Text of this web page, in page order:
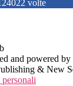
volte
and powered
& New